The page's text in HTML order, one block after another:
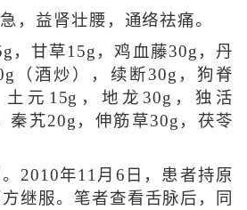
，益肾壮腰，通络祛痛。
，甘草15g，鸡血藤30g，丹
（酒炒），续断30g，狗脊
土元15g，地龙30g，独活
秦艽20g，伸筋草30g，茯苓
2010年11月6日，患者持原
继服。笔者查看舌脉后，同